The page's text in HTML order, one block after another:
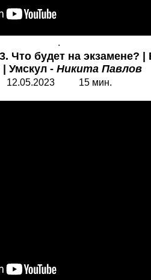
.
Что будет на экзамене?
| Умскул - Никита Павлов
12.05.2023 15 мин.